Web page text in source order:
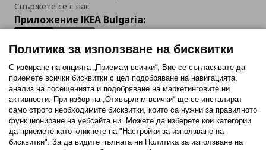
Свържете се с нас
Приложение IKEA Bulgaria:
Последвайте ни:
FacebookTwitterYoutubePinterestInstagram
Политика за използване на бисквитки
С избиране на опцията „Приемам всички“, Вие се съгласявате да
приемете всички бисквитки с цел подобряване на навигацията,
анализ на посещенията и подобряване на маркетинговите ни
активности. При избор на „Отхвърлям всички“ ще се инсталират
само строго необходимитe бисквитки, които са нужни за правилното
функциониране на уебсайта ни. Можете да изберете кои категории
да приемете като кликнете на "Настройки за използване на
бисквитки". За да видите пълната ни Политика за използване на